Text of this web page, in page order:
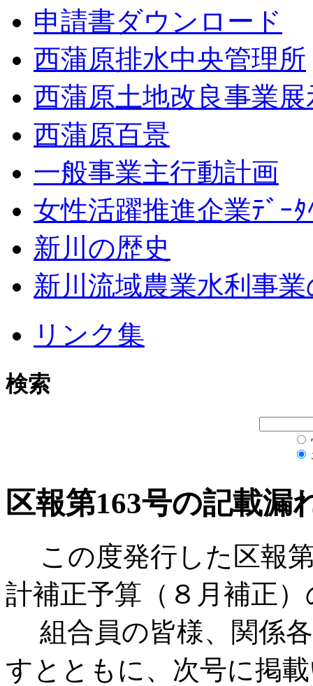
申請書ダウンロード
西蒲原排水中央管理所
西蒲原土地改良事業展
西蒲原百景
一般事業主行動計画
女性活躍推進企業ﾃﾞｰﾀ
新川の歴史
新川流域農業水利事
リンク集
検索
区報第163号の記載漏
この度発行した区報
計補正予算（８月補正
組合員の皆様、関係
すとともに、次号に掲